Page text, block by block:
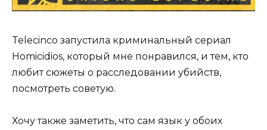
Telecinco запустила криминальный сериал
Homicidios, который мне понравился, и тем, кто
любит сюжеты о расследовании убийств,
посмотреть советую.
Хочу также заметить, что сам язык у обоих